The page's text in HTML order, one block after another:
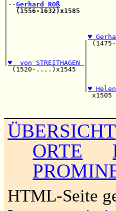
|--Gerhard ROß
(1556-1632)x1585
|
♥
|
|
♥  von STREITHAGEN
(1520-....)x1545
♥
ÜBERSICHT
ORTE
HTML-Seite